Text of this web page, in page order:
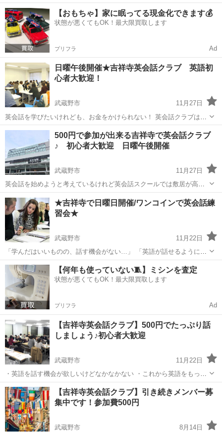
した！ 【英会話クラブはこんなところ】 ・グループトークやゲームを
通じて楽しく英語のお勉強 ・初心者から上級者までレベル別に学習可
能 ・様々な...
東京 武蔵野市 吉祥寺駅 英会話 クラブ
【おもちゃ】家に眠ってる現金化できます💰
状態が悪くてもOK！最大限買取します
プリフラ Ad
日曜午後開催★吉祥寺英会話クラブ 英語初
心者大歓迎！
武蔵野市
11月27日
英会話を学びたいけれども、お金をかけられない！ 英会話クラブはた
ったの参加費500円！ お手軽に英会話を学べることができるんです。
様々な年代の方がいらっしゃるので、良い刺激になること間違いナシ
英会話クラブで私...
東京 武蔵野市 英会話 クラブ
500円で参加が出来る吉祥寺で英会話クラブ
♪ 初心者大歓迎 日曜午後開催
武蔵野市
11月27日
英会話を始めようと考えているけれど英会話スクールでは敷居が高す
ぎると思っているみなさん、気軽に英会話しませんか？ 同じく英語を
勉強している様々な年代、職業の人たちと一緒に話すことで、いい刺
激を受けて、英語を続けるモチ...
東京 武蔵野市 英会話 クラブ
★吉祥寺で日曜日開催/ワンコインで英会話練
習会★
武蔵野市
11月22日
「学んだはいいものの、話す機会がない…」 「英語が話せるようにな
りたいけれど、中々続かないし初心者だし...」 そんな思いを持ってい
る人もいるのではないでしょうか？ 英会話クラブはそんな方におスス
メです。 なぜな...
東京 武蔵野市 英語
【何年も使っていない🧵】ミシンを査定
状態が悪くてもOK！最大限買取します
プリフラ Ad
【吉祥寺英会話クラブ】500円でたっぷり話
しましょう♪初心者大歓迎
武蔵野市
11月22日
・英語を話す機会が欲しいけどなかなかない ・これから英語をもっと
上達したい ・お友達を作りながら英会話を上達させたい 英会話クラブ
はそんな方にオススメです。 なぜなら...
▽▽▽▽▽▽▽▽▽▽▽▽▽▽▽▽...
東京 武蔵野市 英会話 クラブ
【吉祥寺英会話クラブ】引き続きメンバー募
集中です！参加費500円
武蔵野市
8月14日